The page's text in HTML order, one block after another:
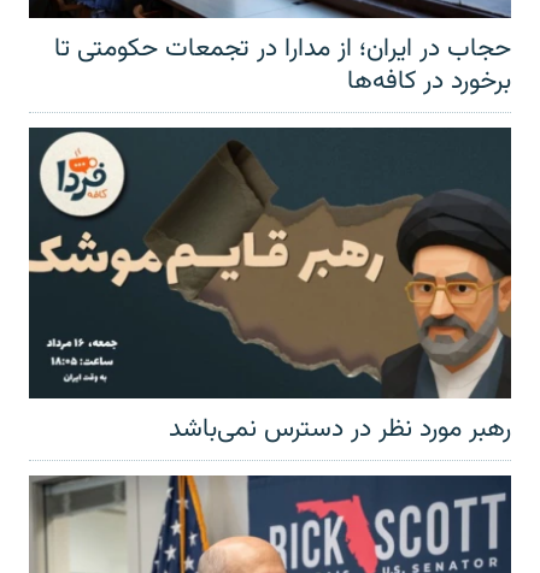
حجاب در ایران؛ از مدارا در تجمعات حکومتی تا
برخورد در کافه‌ها
رهبر مورد نظر در دسترس نمی‌باشد